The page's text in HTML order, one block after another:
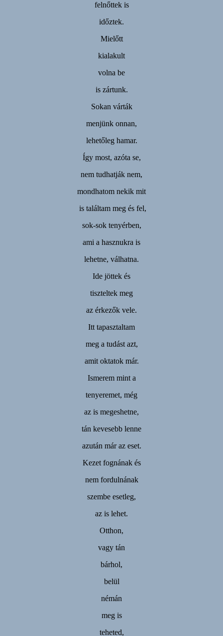
felnőttek is
időztek.
Mielőtt
kialakult
volna be
is zártunk.
Sokan várták
menjünk onnan,
lehetőleg hamar.
Így most, azóta se,
nem tudhatják nem,
mondhatom nekik mit
is találtam meg és fel,
sok-sok tenyérben,
ami a hasznukra is
lehetne, válhatna.
Ide jöttek és
tiszteltek meg
az érkezők vele.
Itt tapasztaltam
meg a tudást azt,
amit oktatok már.
Ismerem mint a
tenyeremet, még
az is megeshetne,
tán kevesebb lenne
azután már az eset.
Kezet fognának és
nem fordulnának
szembe esetleg,
az is lehet.
Otthon,
vagy tán
bárhol,
belül
némán
meg is
teheted,